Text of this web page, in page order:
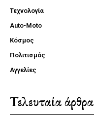
Τεχνολογία
Auto-Moto
Κόσμος
Πολιτισμός
Αγγελίες
Τελευταία άρθρα